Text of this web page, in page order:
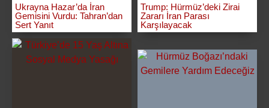
Ukrayna Hazar’da İran
Gemisini Vurdu: Tahran’dan
Sert Yanıt
Trump: Hürmüz’deki Zirai
Zararı İran Parası
Karşılayacak